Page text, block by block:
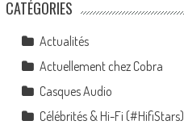
CATÉGORIES
Actualités
Actuellement chez Cobra
Casques Audio
Célébrités & Hi-Fi (#HifiStars)